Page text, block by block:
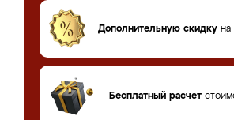
Дополнительную скидку на
Бесплатный расчет